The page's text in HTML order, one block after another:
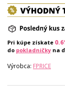
Pri kúpe získate
do pokladničky na
Výrobca: FPRICE